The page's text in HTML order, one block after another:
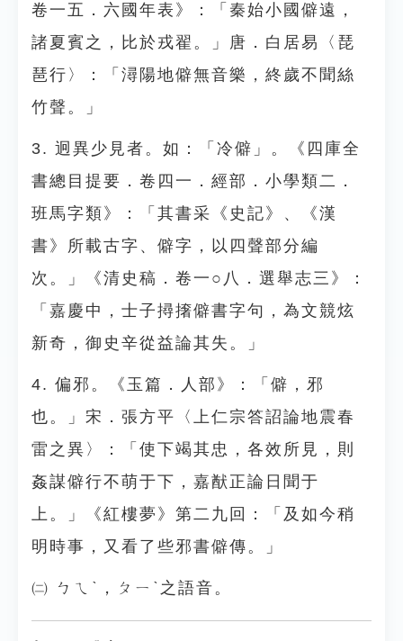
卷一五．六國年表》：「秦始小國僻遠，
諸夏賓之，比於戎翟。」唐．白居易〈琵
琶行〉：「潯陽地僻無音樂，終歲不聞絲
竹聲。」
3. 迥異少見者。如：「冷僻」。《四庫全
書總目提要．卷四一．經部．小學類二．
班馬字類》：「其書采《史記》、《漢
書》所載古字、僻字，以四聲部分編
次。」《清史稿．卷一○八．選舉志三》：
「嘉慶中，士子撏撦僻書字句，為文競炫
新奇，御史辛從益論其失。」
4. 偏邪。《玉篇．人部》：「僻，邪
也。」宋．張方平〈上仁宗答詔論地震春
雷之異〉：「使下竭其忠，各效所見，則
姦謀僻行不萌于下，嘉猷正論日聞于
上。」《紅樓夢》第二九回：「及如今稍
明時事，又看了些邪書僻傳。」
㈡ ㄅㄟˋ，ㄆㄧˋ之語音。